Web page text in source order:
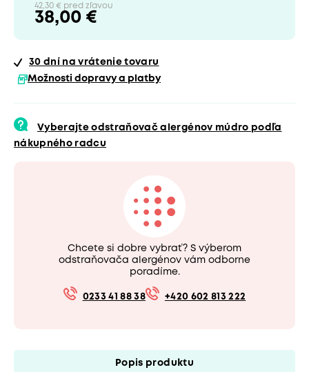
42,30 € pred zľavou
38,00 €
30 dní na vrátenie tovaru
Možnosti dopravy a platby
Vyberajte odstraňovač alergénov múdro podľa
nákupného radcu
Chcete si dobre vybrať? S výberom
odstraňovača alergénov vám odborne
poradíme.
0233 41 88 38 +420 602 813 222
Popis produktu